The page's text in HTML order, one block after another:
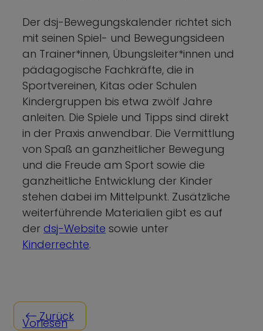
Der dsj-Bewegungskalender richtet sich
mit seinen Spiel- und Bewegungsideen
an Trainer*innen, Übungsleiter*innen und
pädagogische Fachkräfte, die in
Sportvereinen, Kitas oder Schulen
Kindergruppen bis etwa zwölf Jahre
anleiten. Die Spiele und Tipps sind direkt
in der Praxis anwendbar. Die Vermittlung
von Spaß an ganzheitlicher Bewegung
und die Freude am Sport sowie die
ganzheitliche Entwicklung der Kinder
stehen dabei im Mittelpunkt. Zusätzliche
weiterführende Materialien gibt es auf
der dsj-Website sowie unter
Kinderrechte.
Zurück
Vorlesen